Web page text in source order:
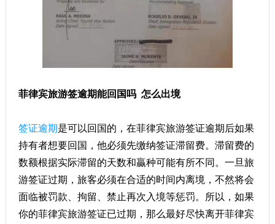
菲律宾旅游签逾期能回国吗 怎么出境
签证逾期是可以回国的，在菲律宾旅游签证逾期后如果
持有者想要回国，他必须先缴纳签证滞留费。滞留费的
数额根据实际滞留的天数和贏种可能有所不同。一旦旅
游签证过期，旅客必须在合适的时间内离境，不然将会
面临被罚款、拘留、禁止再次入境等惩罚。所以，如果
你的菲律宾旅游签证已过期，那么最好尽快离开菲律宾